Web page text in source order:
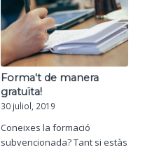
Forma't de manera
gratuïta!
30 juliol, 2019
Coneixes la formació
subvencionada? Tant si estàs